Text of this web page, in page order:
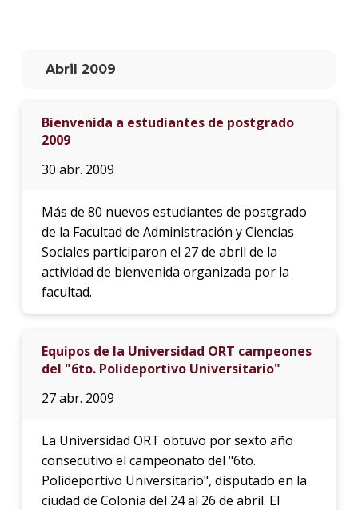
Abril 2009
Bienvenida a estudiantes de postgrado
2009
30 abr. 2009
Más de 80 nuevos estudiantes de postgrado
de la Facultad de Administración y Ciencias
Sociales participaron el 27 de abril de la
actividad de bienvenida organizada por la
facultad.
Equipos de la Universidad ORT campeones
del "6to. Polideportivo Universitario"
27 abr. 2009
La Universidad ORT obtuvo por sexto año
consecutivo el campeonato del "6to.
Polideportivo Universitario", disputado en la
ciudad de Colonia del 24 al 26 de abril. El